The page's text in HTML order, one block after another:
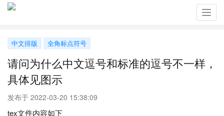
中文排版 全角标点符号
请问为什么中文逗号和标准的逗号不一样，
具体见图示
发布于 2022-03-20 15:38:09
tex文件内容如下